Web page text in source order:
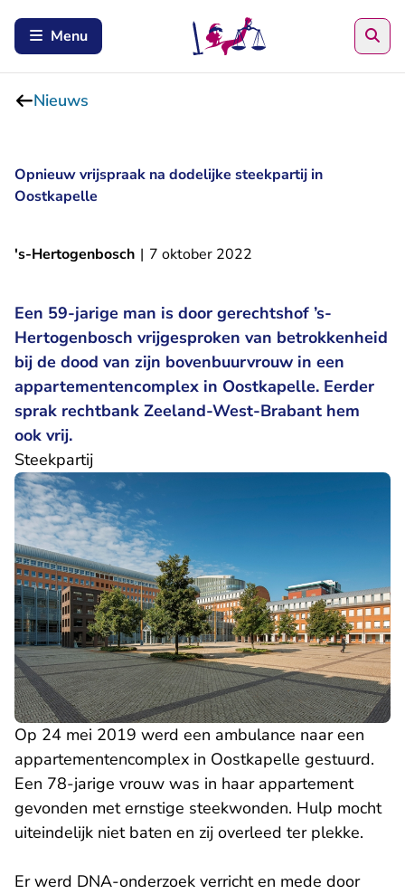
Menu
Nieuws
Opnieuw vrijspraak na dodelijke steekpartij in
Oostkapelle
's-Hertogenbosch | 7 oktober 2022
Een 59-jarige man is door gerechtshof ’s-
Hertogenbosch vrijgesproken van betrokkenheid
bij de dood van zijn bovenbuurvrouw in een
appartementencomplex in Oostkapelle. Eerder
sprak rechtbank Zeeland-West-Brabant hem
ook vrij.
Steekpartij
Op 24 mei 2019 werd een ambulance naar een
appartementencomplex in Oostkapelle gestuurd.
Een 78-jarige vrouw was in haar appartement
gevonden met ernstige steekwonden. Hulp mocht
uiteindelijk niet baten en zij overleed ter plekke.
Er werd DNA-onderzoek verricht en mede door